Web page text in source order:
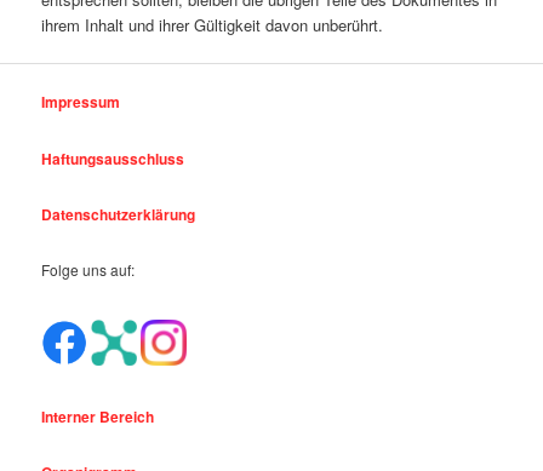
ihrem Inhalt und ihrer Gültigkeit davon unberührt.
Impressum
Haftungsausschluss
Datenschutzerklärung
Folge uns auf:
Interner Bereich